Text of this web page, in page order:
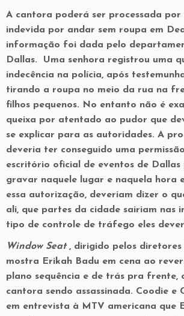
A cantora poderá ser processada por
indevida por andar sem roupa em
informação foi dada pelo
Dallas. Uma senhora registrou uma
indecência na polícia, após
tirando a roupa no meio da rua na
filhos pequenos. No entanto não é
queixa por atentado ao pudor que
se explicar para as autoridades. A
deveria ter conseguido uma
escritório oficial de eventos de
gravar naquele lugar e naquela hora
essa autorização, deveriam dizer o
ali, que partes da cidade sairiam nas
tipo de controle de tráfego eles
Window Seat , dirigido pelos diretores
mostra Erikah Badu em cena ao
plano sequência e de trás pra frente,
cantora sendo assassinada. Coodie e
em entrevista à MTV americana que